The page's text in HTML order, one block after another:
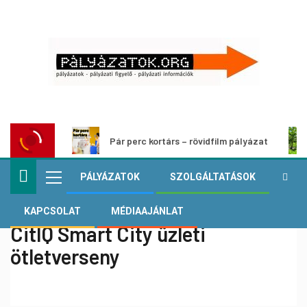
Pár perc kortárs – rövidfilm pályázat
PÁLYÁZATOK SZOLGÁLTATÁSOK
KAPCSOLAT MÉDIAAJÁNLAT
CitIQ Smart City üzleti
ötletverseny